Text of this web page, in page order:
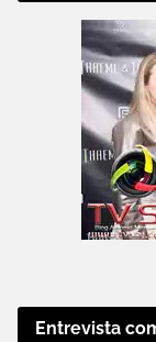
Entrevista